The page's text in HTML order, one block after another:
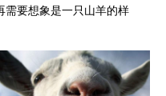
需要想象是一只山羊的样